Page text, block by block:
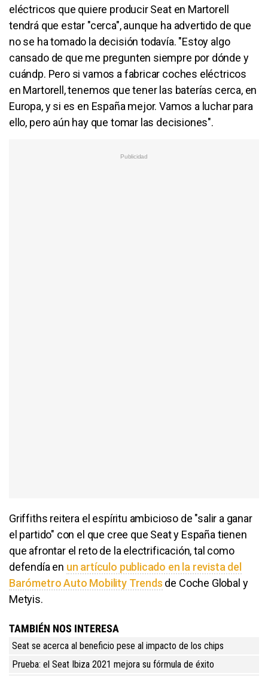
eléctricos que quiere producir Seat en Martorell
tendrá que estar "cerca", aunque ha advertido de que
no se ha tomado la decisión todavía. "Estoy algo
cansado de que me pregunten siempre por dónde y
cuándp. Pero si vamos a fabricar coches eléctricos
en Martorell, tenemos que tener las baterías cerca, en
Europa, y si es en España mejor. Vamos a luchar para
ello, pero aún hay que tomar las decisiones".
Griffiths reitera el espíritu ambicioso de "salir a ganar
el partido" con el que cree que Seat y España tienen
que afrontar el reto de la electrificación, tal como
defendía en un artículo publicado en la revista del
Barómetro Auto Mobility Trends de Coche Global y
Metyis.
TAMBIÉN NOS INTERESA
Seat se acerca al beneficio pese al impacto de los chips
Prueba: el Seat Ibiza 2021 mejora su fórmula de éxito